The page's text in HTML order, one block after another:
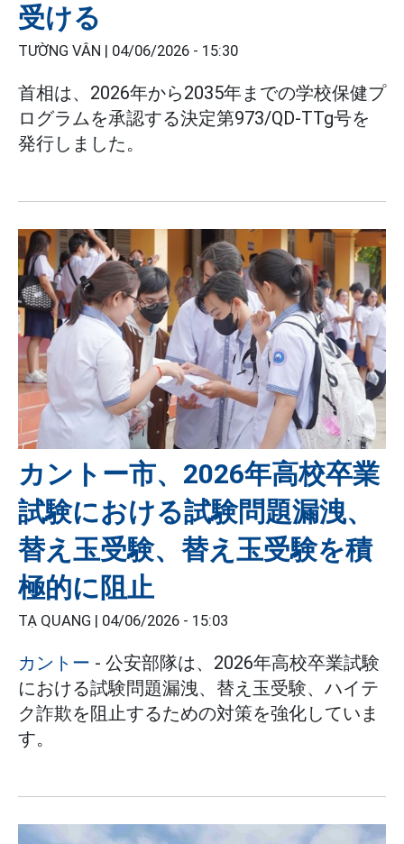
受ける
TƯỜNG VÂN | 04/06/2026 - 15:30
首相は、2026年から2035年までの学校保健プ
ログラムを承認する決定第973/QD-TTg号を
発行しました。
カントー市、2026年高校卒業
試験における試験問題漏洩、
替え玉受験、替え玉受験を積
極的に阻止
TẠ QUANG | 04/06/2026 - 15:03
カントー - 公安部隊は、2026年高校卒業試験
における試験問題漏洩、替え玉受験、ハイテ
ク詐欺を阻止するための対策を強化していま
す。